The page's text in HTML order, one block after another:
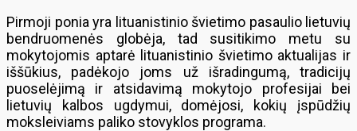
Pirmoji ponia yra lituanistinio švietimo pasaulio lietuvių
bendruomenės globėja, tad susitikimo metu su
mokytojomis aptarė lituanistinio švietimo aktualijas ir
iššūkius, padėkojo joms už išradingumą, tradicijų
puoselėjimą ir atsidavimą mokytojo profesijai bei
lietuvių kalbos ugdymui, domėjosi, kokių įspūdžių
moksleiviams paliko stovyklos programa.